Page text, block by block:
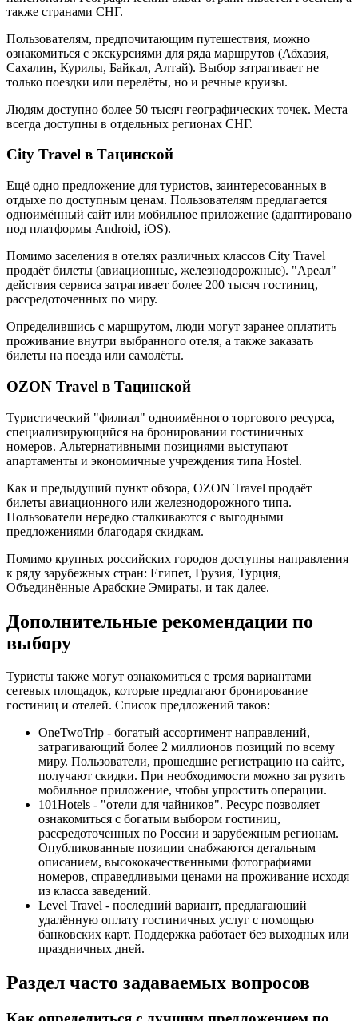
также странами СНГ.
Пользователям, предпочитающим путешествия, можно
ознакомиться с экскурсиями для ряда маршрутов (Абхазия,
Сахалин, Курилы, Байкал, Алтай). Выбор затрагивает не
только поездки или перелёты, но и речные круизы.
Людям доступно более 50 тысяч географических точек. Места
всегда доступны в отдельных регионах СНГ.
City Travel в Тацинской
Ещё одно предложение для туристов, заинтересованных в
отдыхе по доступным ценам. Пользователям предлагается
одноимённый сайт или мобильное приложение (адаптировано
под платформы Android, iOS).
Помимо заселения в отелях различных классов City Travel
продаёт билеты (авиационные, железнодорожные). "Ареал"
действия сервиса затрагивает более 200 тысяч гостиниц,
рассредоточенных по миру.
Определившись с маршрутом, люди могут заранее оплатить
проживание внутри выбранного отеля, а также заказать
билеты на поезда или самолёты.
OZON Travel в Тацинской
Туристический "филиал" одноимённого торгового ресурса,
специализирующийся на бронировании гостиничных
номеров. Альтернативными позициями выступают
апартаменты и экономичные учреждения типа Hostel.
Как и предыдущий пункт обзора, OZON Travel продаёт
билеты авиационного или железнодорожного типа.
Пользователи нередко сталкиваются с выгодными
предложениями благодаря скидкам.
Помимо крупных российских городов доступны направления
к ряду зарубежных стран: Египет, Грузия, Турция,
Объединённые Арабские Эмираты, и так далее.
Дополнительные рекомендации по
выбору
Туристы также могут ознакомиться с тремя вариантами
сетевых площадок, которые предлагают бронирование
гостиниц и отелей. Список предложений таков:
OneTwoTrip - богатый ассортимент направлений,
затрагивающий более 2 миллионов позиций по всему
миру. Пользователи, прошедшие регистрацию на сайте,
получают скидки. При необходимости можно загрузить
мобильное приложение, чтобы упростить операции.
101Hotels - "отели для чайников". Ресурс позволяет
ознакомиться с богатым выбором гостиниц,
рассредоточенных по России и зарубежным регионам.
Опубликованные позиции снабжаются детальным
описанием, высококачественными фотографиями
номеров, справедливыми ценами на проживание исходя
из класса заведений.
Level Travel - последний вариант, предлагающий
удалённую оплату гостиничных услуг с помощью
банковских карт. Поддержка работает без выходных или
праздничных дней.
Раздел часто задаваемых вопросов